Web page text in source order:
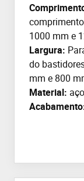
1000 mm e
Largura:
do
mm e 800
Material: aço